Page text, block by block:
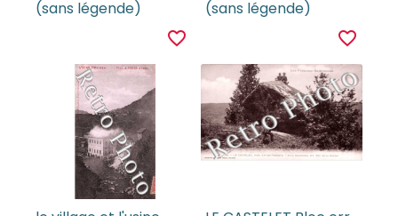
(sans légende)
favorite_border
(sans légende)
favorite_border